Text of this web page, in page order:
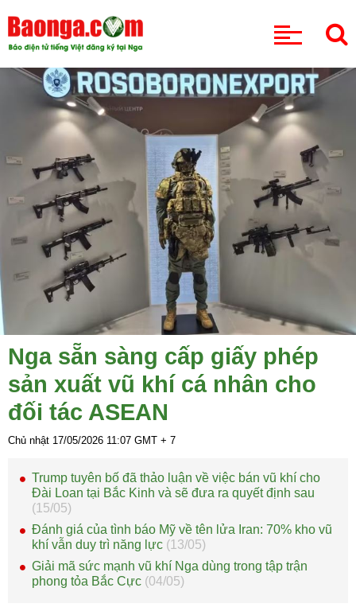
Nga sẵn sàng cấp giấy phép
sản xuất vũ khí cá nhân cho
đối tác ASEAN
Chủ nhật 17/05/2026 11:07 GMT + 7
Trump tuyên bố đã thảo luận về việc bán vũ khí cho
Đài Loan tại Bắc Kinh và sẽ đưa ra quyết định sau
(15/05)
Đánh giá của tình báo Mỹ về tên lửa Iran: 70% kho vũ
khí vẫn duy trì năng lực (13/05)
Giải mã sức mạnh vũ khí Nga dùng trong tập trận
phong tỏa Bắc Cực (04/05)